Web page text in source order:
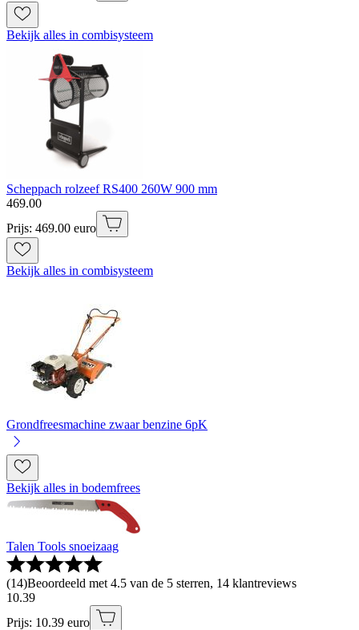
Bekijk alles in combisysteem
Scheppach rolzeef RS400 260W 900 mm
469.00
Prijs: 469.00 euro
Bekijk alles in combisysteem
Grondfreesmachine zwaar benzine 6pK
Bekijk alles in bodemfrees
Talen Tools snoeizaag
(14)Beoordeeld met 4.5 van de 5 sterren, 14 klantreviews
10.39
Prijs: 10.39 euro